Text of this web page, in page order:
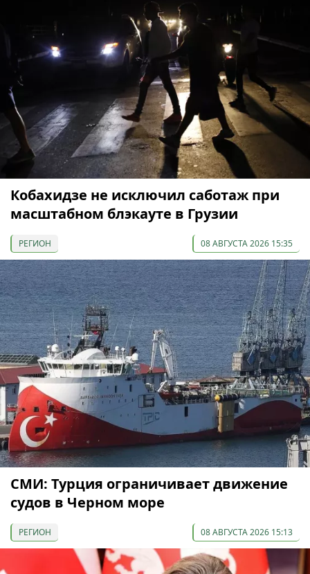
Кобахидзе не исключил саботаж при
масштабном блэкауте в Грузии
РЕГИОН 08 АВГУСТА 2026 15:35
СМИ: Турция ограничивает движение
судов в Черном море
РЕГИОН 08 АВГУСТА 2026 15:13